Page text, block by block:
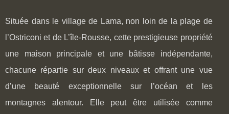
Située dans le village de Lama, non loin de la plage de
l’Ostriconi et de L’île-Rousse, cette prestigieuse propriété
une maison principale et une bâtisse indépendante,
chacune répartie sur deux niveaux et offrant une vue
d’une beauté exceptionnelle sur l’océan et les
montagnes alentour. Elle peut être utilisée comme